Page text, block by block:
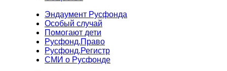
Эндаумент Русфонда
Особый случай
Помогают дети
Русфонд.Право
Русфонд.Регистр
СМИ о Русфонде